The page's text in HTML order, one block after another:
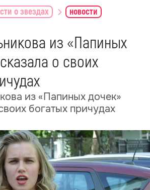
о звездах новости
из «Папиных
о своих
из «Папиных дочек»
богатых причудах